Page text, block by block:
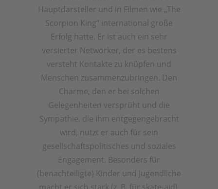
Hauptdarsteller und in Filmen wie „The
Scorpion King“ international große
Erfolg hatte. Er ist auch ein sehr
versierter Networker, der es bestens
versteht Kontakte zu knüpfen und
Menschen zusammenzubringen. Den
Charme, den er bei solchen
Gelegenheiten versprüht und die
Sympathie, die ihm entgegengebracht
wird, nutzt er auch für sein
gesellschaftspolitisches und soziales
Engagement. Besonders für
(benachteiligte) Kinder und Jugendliche